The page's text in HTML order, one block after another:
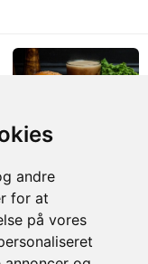
andre
for at
på vores